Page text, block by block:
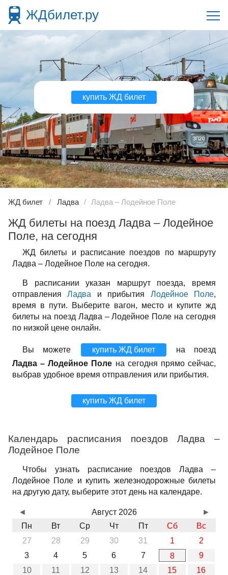
ЖДбилет.ру
купить ЖД билет
ЖД билет Ладва Ладва – Лодейное Поле
ЖД билеты на поезд Ладва – Лодейное
Поле, на сегодня
ЖД билеты и расписание поездов по маршруту
Ладва – Лодейное Поле на сегодня.
В расписании указан маршрут поезда, время
отправленияЛадва и прибытия Лодейное Поле,
время в пути. Выберите вагон, место и купите жд
билеты на поезд Ладва – Лодейное Поле на сегодня
по низкой цене онлайн.
Вы можете купить ЖД билет
на поезд
Ладва – Лодейное Поле на сегодня прямо сейчас,
выбрав удобное время отправления или прибытия.
купить ЖД билет
Календарь расписания поездов Ладва –
Лодейное Поле
Чтобы узнать расписание поездов Ладва –
Лодейное Поле и купить железнодорожные билеты
на другую дату, выберите этот день на календаре.
Август 2026
Пн
Вт Ср Чт Пт Сб
Вс
27
28 29 30 31 1
2
3
4 5 6 7 8
9
10
11 12 13 14 15
16
◄ ►